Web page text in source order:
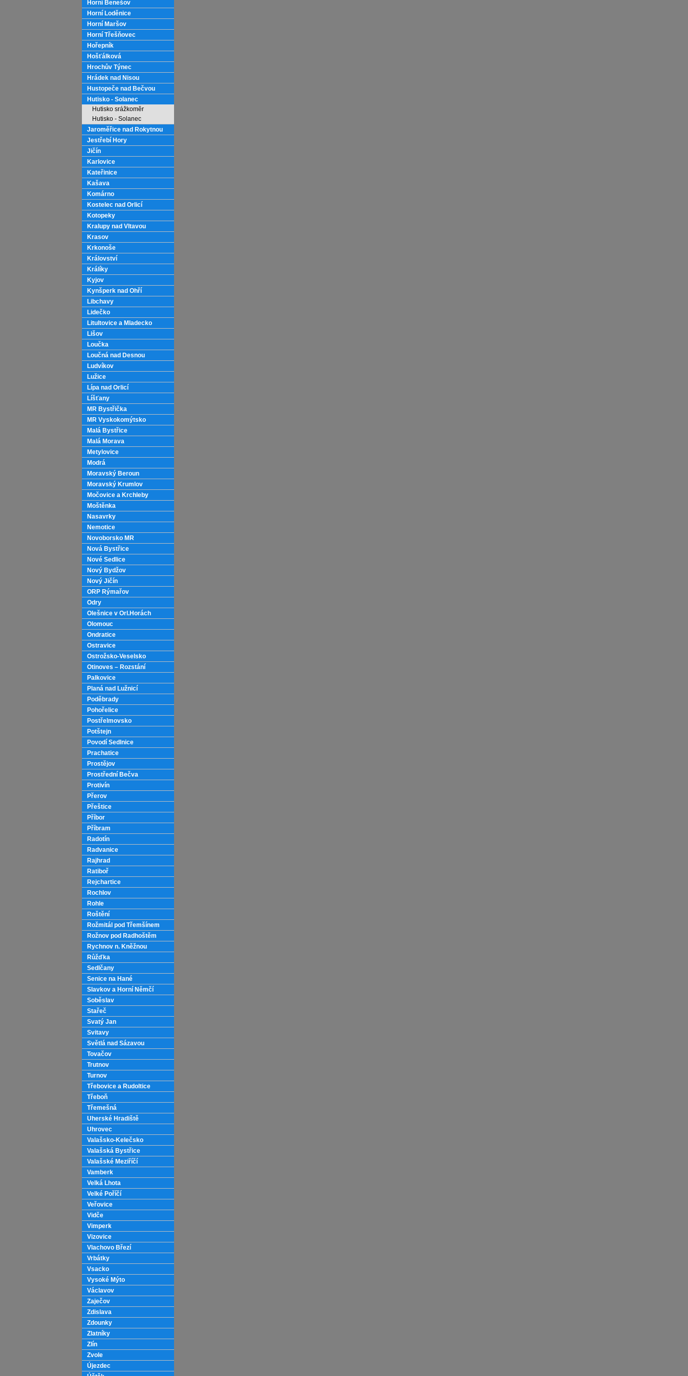
Horní Benešov
Horní Loděnice
Horní Maršov
Horní Třešňovec
Hořepník
Hošťálková
Hrochův Týnec
Hrádek nad Nisou
Hustopeče nad Bečvou
Hutisko - Solanec
Hutisko srážkoměr
Hutisko - Solanec
Jaroměřice nad Rokytnou
Jestřebí Hory
Jičín
Karlovice
Kateřinice
Kašava
Komárno
Kostelec nad Orlicí
Kotopeky
Kralupy nad Vltavou
Krasov
Krkonoše
Království
Králíky
Kyjov
Kynšperk nad Ohří
Libchavy
Lidečko
Litultovice a Mladecko
Lišov
Loučka
Loučná nad Desnou
Ludvíkov
Lužice
Lípa nad Orlicí
Líšťany
MR Bystřička
MR Vyskokomýtsko
Malá Bystřice
Malá Morava
Metylovice
Modrá
Moravský Beroun
Moravský Krumlov
Močovice a Krchleby
Moštěnka
Nasavrky
Nemotice
Novoborsko MR
Nová Bystřice
Nové Sedlice
Nový Bydžov
Nový Jičín
ORP Rýmařov
Odry
Olešnice v Orl.Horách
Olomouc
Ondratice
Ostravice
Ostrožsko-Veselsko
Otinoves – Rozstání
Palkovice
Planá nad Lužnicí
Poděbrady
Pohořelice
Postřelmovsko
Potštejn
Povodí Sedlnice
Prachatice
Prostějov
Prostřední Bečva
Protivín
Přerov
Přeštice
Příbor
Příbram
Radotín
Radvanice
Rajhrad
Ratiboř
Rejchartice
Rochlov
Rohle
Roštění
Rožmitál pod Třemšínem
Rožnov pod Radhoštěm
Rychnov n. Kněžnou
Růžďka
Sedlčany
Senice na Hané
Slavkov a Horní Němčí
Soběslav
Stařeč
Svatý Jan
Svitavy
Světlá nad Sázavou
Tovačov
Trutnov
Turnov
Třebovice a Rudoltice
Třeboň
Třemešná
Uherské Hradiště
Uhrovec
Valašsko-Kelečsko
Valašská Bystřice
Valašské Meziříčí
Vamberk
Velká Lhota
Velké Poříčí
Veřovice
Vidče
Vimperk
Vizovice
Vlachovo Březí
Vrbátky
Vsacko
Vysoké Mýto
Václavov
Zaječov
Zdislava
Zdounky
Zlatníky
Zlín
Zvole
Újezdec